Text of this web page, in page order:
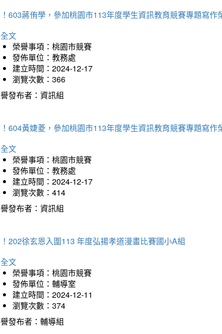
603蔣侑學，參加桃園市113年度學生資訊教育競賽專題寫作
文
榮譽事項：桃園市競賽
發佈單位：教務處
建立時間：2024-12-17
瀏覽次數：366
發布者：資訊組
604黃婕菱，參加桃園市113年度學生資訊教育競賽專題寫作
文
榮譽事項：桃園市競賽
發佈單位：教務處
建立時間：2024-12-17
瀏覽次數：414
發布者：資訊組
202徐玄恩入圍113 年度弘揚孝道漫畫比賽國小A組
文
榮譽事項：桃園市競賽
發佈單位：輔導室
建立時間：2024-12-11
瀏覽次數：374
發布者：輔導組